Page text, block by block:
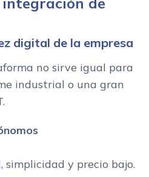
digital de la empresa
no sirve igual para
industrial o una gran
simplicidad y precio bajo.